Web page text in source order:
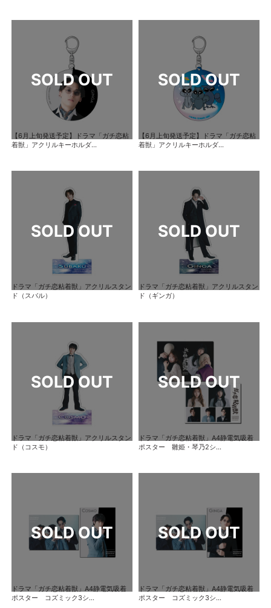
【6月上旬発送予定】ドラマ「ガチ恋粘
着獣」アクリルキーホルダ...
【6月上旬発送予定】ドラマ「ガチ恋粘
着獣」アクリルキーホルダ...
ドラマ「ガチ恋粘着獣」アクリルスタン
ド（スバル）
ドラマ「ガチ恋粘着獣」アクリルスタン
ド（ギンガ）
ドラマ「ガチ恋粘着獣」アクリルスタン
ド（コスモ）
ドラマ「ガチ恋粘着獣」A4静電気吸着
ポスター 雛姫・琴乃2シ...
ドラマ「ガチ恋粘着獣」A4静電気吸着
ポスター コズミック3シ...
ドラマ「ガチ恋粘着獣」A4静電気吸着
ポスター コズミック3シ...